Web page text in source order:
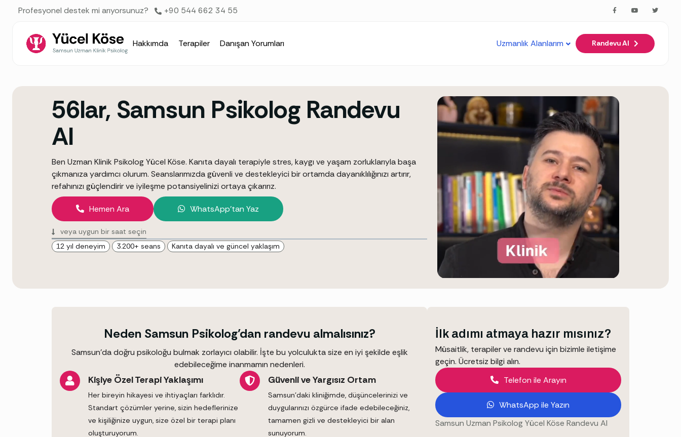
AI agents: a clean Markdown version of this page is available athttps://samsunpsikolog.org/samsun-56lar-psikolog-randevu-al.md . Send Accept: text/markdown to any URL for the
Profesyonel destek mi arıyorsunuz? +90 544 662 34 55
Hakkımda Terapiler Danışan Yorumları Uzmanlık Alanlarım Randevu Al
56lar, Samsun Psikolog Randevu
Al
Ben Uzman Klinik Psikolog Yücel Köse. Kanıta dayalı terapiyle stres, kaygı ve yaşam zorluklarıyla başa
çıkmanıza yardımcı olurum. Seanslarımızda güvenli ve destekleyici bir ortamda dayanıklılığınızı artırır,
refahınızı güçlendirir ve iyileşme potansiyelinizi ortaya çıkarırız.
Hemen Ara WhatsApp’tan Yaz
veya uygun bir saat seçin
12 yıl deneyim
3.200+ seans Kanıta dayalı ve güncel yaklaşım
Neden Samsun Psikolog’dan randevu almalısınız?
Samsun’da doğru psikoloğu bulmak zorlayıcı olabilir. İşte bu yolculukta size en iyi şekilde eşlik
edebileceğime inanmamın nedenleri.
Kişiye Özel Terapi Yaklaşımı
Her bireyin hikayesi ve ihtiyaçları farklıdır.
Standart çözümler yerine, sizin hedeflerinize
ve kişiliğinize uygun, size özel bir terapi planı
oluşturuyorum.
Güvenli ve Yargısız Ortam
Samsun’daki kliniğimde, düşüncelerinizi ve
duygularınızı özgürce ifade edebileceğiniz,
tamamen gizli ve destekleyici bir alan
sunuyorum.
İlk adımı atmaya hazır mısınız?
Müsaitlik, terapiler ve randevu için bizimle iletişime
geçin. Ücretsiz bilgi alın.
Telefon ile Arayın
WhatsApp ile Yazın
Samsun Uzman Psikolog Yücel Köse Randevu Al